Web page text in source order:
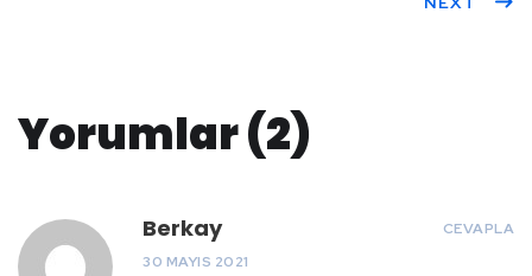
Yorumlar (2)
Berkay
30 MAYIS 2021
CEVAPLA